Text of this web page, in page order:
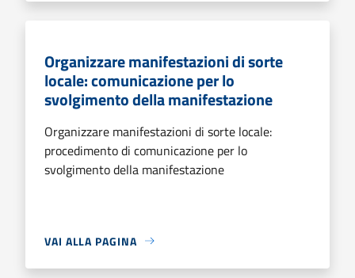
Organizzare manifestazioni di sorte
locale: comunicazione per lo
svolgimento della manifestazione
Organizzare manifestazioni di sorte locale:
procedimento di comunicazione per lo
svolgimento della manifestazione
VAI ALLA PAGINA